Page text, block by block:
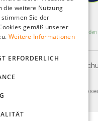
Versand und Zahlung
GmbH, All Rights
DUTCH
die weitere Nutzung
Sie der
gemäß unserer
Weitere Informationen
ERFORDERLICH